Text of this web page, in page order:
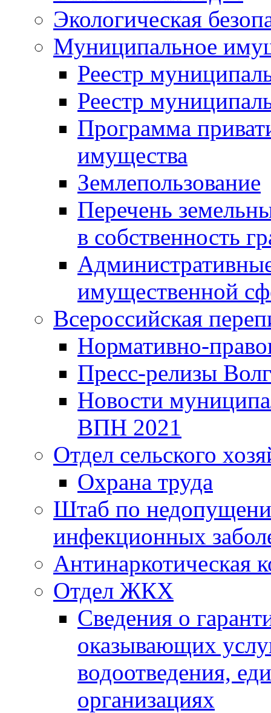
Экологическая
Муниципальное
Реестр
Реестр
Программа
имущества
Землепользование
Перечень
в собственность
имущественной
Всероссийская
Нормативно-
Пресс-релизы
Новости
ВПН 2021
Отдел сельского
Охрана труда
Штаб по
инфекционных
Антинаркотическая
Отдел ЖКХ
Сведения о
оказывающих
водоотведения,
организациях